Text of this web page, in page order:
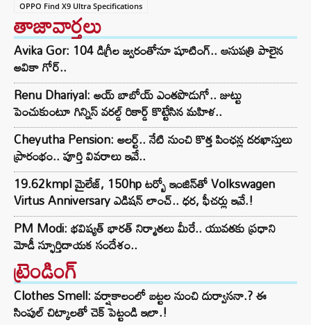
OPPO Find X9 Ultra Specifications
తాజావార్తలు
Avika Gor: 104 డిగ్రీల జ్వరంతోనూ షూటింగ్.. ఆసుపత్రి పాలైన
అవికా గోర్..
Renu Dhariyal: అయ్ బాబోయ్ ఎంతపొడుగో.. జుట్టు
పెంచుకుంటూ గిన్నిస్ వరల్డ్ రికార్డ్ కొట్టేసిన మహిళ..
Cheyutha Pension: అలర్ట్.. నేటి నుంచి కొత్త పింఛన్ల దరఖాస్తులు
ప్రారంభం.. పూర్తి వివరాలు ఇవే..
19.62kmpl మైలేజ్, 150hp టర్బో ఇంజిన్‌తో Volkswagen
Virtus Anniversary ఎడిషన్ లాంచ్.. ధర, ఫీచర్లు ఇవే.!
PM Modi: భవిష్యత్ భారత్ నిర్మాతలు మీరే.. యువతకు ప్రధాని
మోడీ స్ఫూర్తిదాయక సందేశం..
ట్రెండింగ్‌
Clothes Smell: వర్షాకాలంలో బట్టల నుంచి దుర్వాసనా.? ఈ
సింపుల్ చిట్కాలతో చెక్ పెట్టండి ఇలా.!